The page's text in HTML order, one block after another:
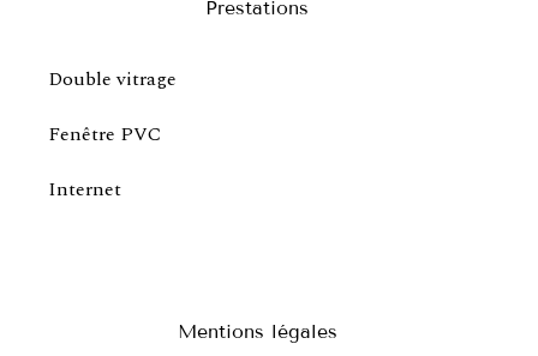
Prestations
Double vitrage
Fenêtre PVC
Internet
Mentions légales